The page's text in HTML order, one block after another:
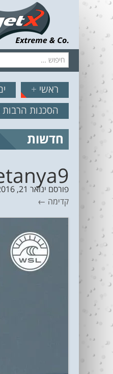
חיפוש
תפריט
דלג לתוכן
ראשי +
הסכנות הרבות
חדשות
פורסם ינואר 21, 2016
קדימה ←